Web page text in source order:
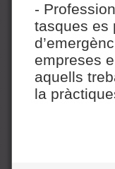
-
tasques es
empreses
aquells
la